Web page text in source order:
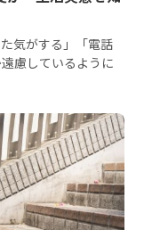
気がする」「電話
慮しているように